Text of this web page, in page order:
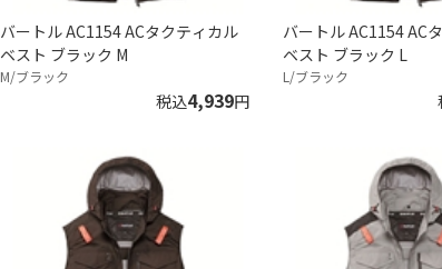
バートル AC1154 ACタクティカル
ベスト ブラック M
M/ブラック
税込4,939円
バートル AC1154 AC
ベスト ブラック L
L/ブラック